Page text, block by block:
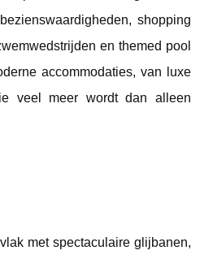
shopping
en themed pool
accommodaties, van luxe
veel meer wordt dan alleen
met spectaculaire glijbanen,